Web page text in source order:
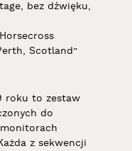
bez dźwięku,
Scotland”
roku to zestaw
do
z sekwencji